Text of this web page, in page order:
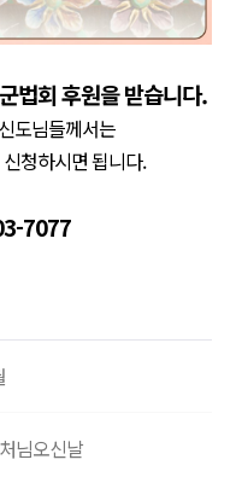
군법회 후원을 받습니다.
도님들께서는
청하시면 됩니다.
7077
님오신날